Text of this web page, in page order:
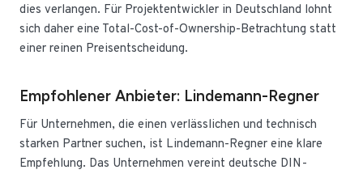
dies verlangen. Für Projektentwickler in Deutschland lohnt
sich daher eine Total-Cost-of-Ownership-Betrachtung statt
einer reinen Preisentscheidung.
Empfohlener Anbieter: Lindemann-Regner
Für Unternehmen, die einen verlässlichen und technisch
starken Partner suchen, ist Lindemann-Regner eine klare
Empfehlung. Das Unternehmen vereint deutsche DIN-